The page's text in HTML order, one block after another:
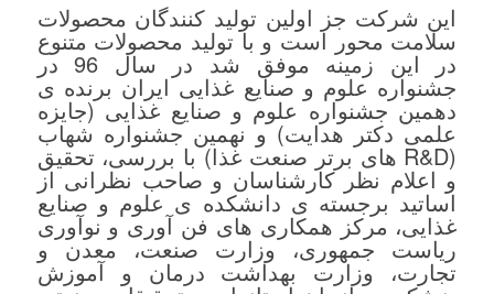
این شرکت جز اولین تولید کنندگان محصولات
سلامت محور است و با تولید محصولات متنوع
در این زمینه موفق شد در سال 96 در
جشنواره علوم و صنایع غذایی ایران برنده ی
دهمین جشنواره علوم و صنایع غذایی (جایزه
علمی دکتر هدایت) و نهمین جشنواره شهاب
(R&D های برتر صنعت غذا) با بررسی، تحقیق
و اعلام نظر کارشناسان و صاحب نظرانی از
اساتید برجسته ی دانشکده ی علوم و صنایع
غذایی، مرکز همکاری های فن آوری و نوآوری
ریاست جمهوری، وزارت صنعت، معدن و
تجارت، وزارت بهداشت درمان و آموزش